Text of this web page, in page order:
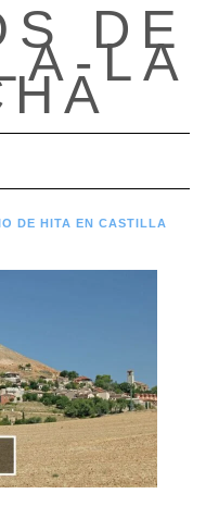
DE
LA
modo de navegación
DE HITA EN CASTILLA